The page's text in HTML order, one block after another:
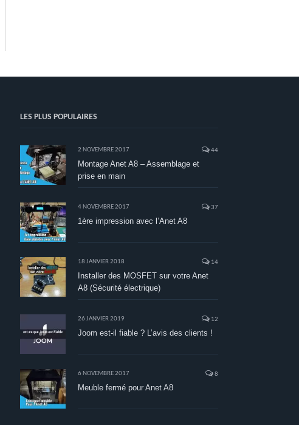
LES PLUS POPULAIRES
2 NOVEMBRE 2017 44
Montage Anet A8 – Assemblage et
prise en main
4 NOVEMBRE 2017 37
1ère impression avec l’Anet A8
18 JANVIER 2018 14
Installer des MOSFET sur votre Anet
A8 (Sécurité électrique)
26 JANVIER 2019 12
Joom est-il fiable ? L’avis des clients !
6 NOVEMBRE 2017 8
Meuble fermé pour Anet A8